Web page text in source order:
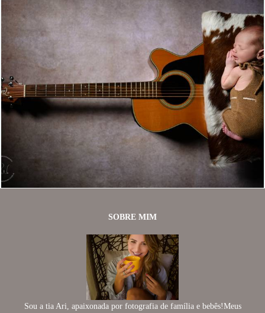
10
SOBRE MIM
Sou a tia Ari, apaixonada por fotografia de família e bebês!Meus